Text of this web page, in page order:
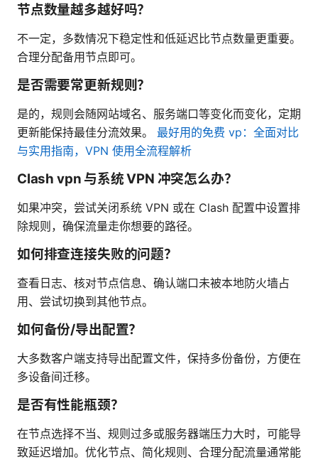
节点数量越多越好吗？
不一定，多数情况下稳定性和低延迟比节点数量更重要。
合理分配备用节点即可。
是否需要常更新规则？
是的，规则会随网站域名、服务端口等变化而变化，定期
更新能保持最佳分流效果。 最好用的免费 vp：全面对比
与实用指南，VPN 使用全流程解析
Clash vpn 与系统 VPN 冲突怎么办？
如果冲突，尝试关闭系统 VPN 或在 Clash 配置中设置排
除规则，确保流量走你想要的路径。
如何排查连接失败的问题？
查看日志、核对节点信息、确认端口未被本地防火墙占
用、尝试切换到其他节点。
如何备份/导出配置？
大多数客户端支持导出配置文件，保持多份备份，方便在
多设备间迁移。
是否有性能瓶颈？
在节点选择不当、规则过多或服务器端压力大时，可能导
致延迟增加。优化节点、简化规则、合理分配流量通常能